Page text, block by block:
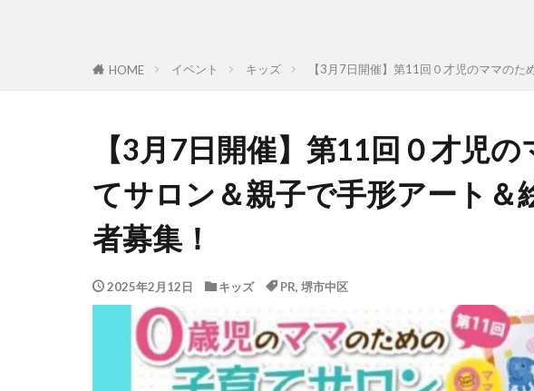
HOME イベント キッズ 【3月7日開催】第11回０才児のママのた
【3月7日開催】第11回０才児
てサロン＆親子で手形アート＆
者募集！
2025年2月12日 キッズ PR, 堺市中区